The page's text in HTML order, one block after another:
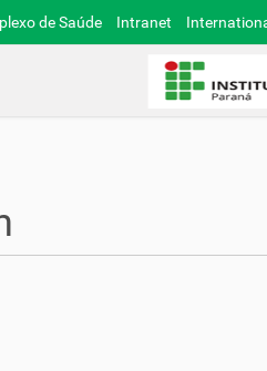
de Saúde Intranet